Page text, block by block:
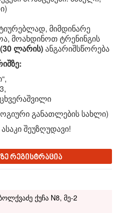
მიმდინარე
მოახდინოთ ტრენინგის
(30 ლარის)ანგარიშსწორება
განათლების სახლი)
შეუზღუდავი!
რეგისტრაცია
ქუჩა N8, მე-2